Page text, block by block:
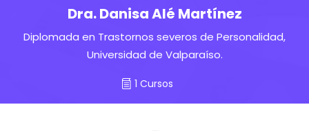
Dra. Danisa Alé Martínez
Diplomada en Trastornos severos de Personalidad,
Universidad de Valparaíso.
1 Cursos